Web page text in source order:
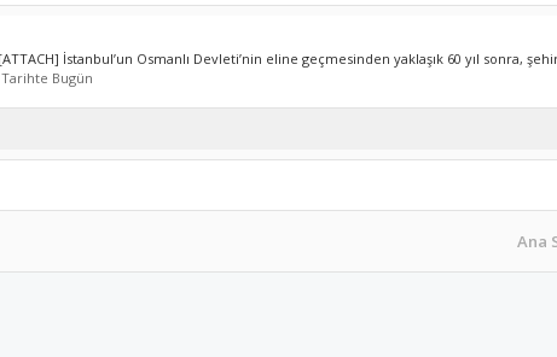
İstanbul’un Osmanlı Devleti’nin eline geçmesinden yaklaşık 60 yıl sonra, şehir
Tarihte Bugün
Ana